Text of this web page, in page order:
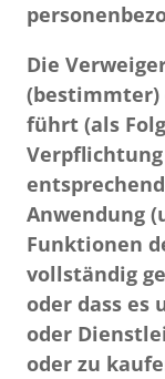
Die
(bestimmter)
führt (als
Anwendung
Funktionen
vollständig
oder dass es
oder
oder zu